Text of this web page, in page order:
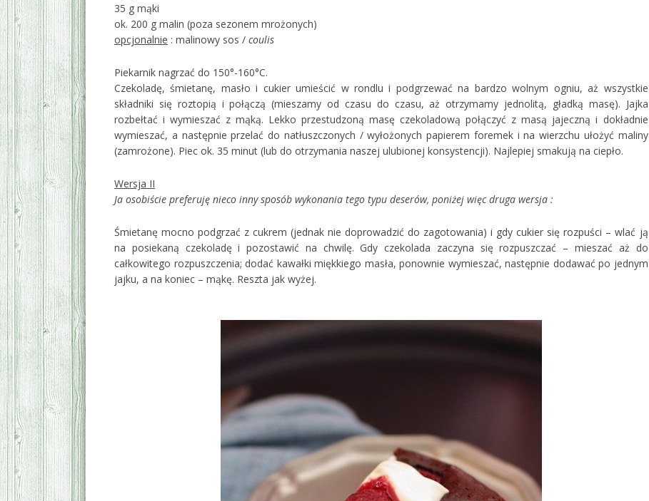
35 g mąki
ok. 200 g malin (poza sezonem mrożonych)
opcjonalnie : malinowy sos / coulis
Piekarnik nagrzać do 150°-160°C.
Czekoladę, śmietanę, masło i cukier umieścić w rondlu i podgrzewać na bardzo wolnym ogniu, aż wszystkie
składniki się roztopią i połączą (mieszamy od czasu do czasu, aż otrzymamy jednolitą, gładką masę). Jajka
rozbełtać i wymieszać z mąką. Lekko przestudzoną masę czekoladową połączyć z masą jajeczną i dokładnie
wymieszać, a następnie przelać do natłuszczonych / wyłożonych papierem foremek i na wierzchu ułożyć maliny
(zamrożone). Piec ok. 35 minut (lub do otrzymania naszej ulubionej konsystencji). Najlepiej smakują na ciepło.
Wersja II
Ja osobiście preferuję nieco inny sposób wykonania tego typu deserów, poniżej więc druga wersja :
Śmietanę mocno podgrzać z cukrem (jednak nie doprowadzić do zagotowania) i gdy cukier się rozpuści – wlać ją
na posiekaną czekoladę i pozostawić na chwilę. Gdy czekolada zaczyna się rozpuszczać – mieszać aż do
całkowitego rozpuszczenia; dodać kawałki miękkiego masła, ponownie wymieszać, następnie dodawać po jednym
jajku, a na koniec – mąkę. Reszta jak wyżej.